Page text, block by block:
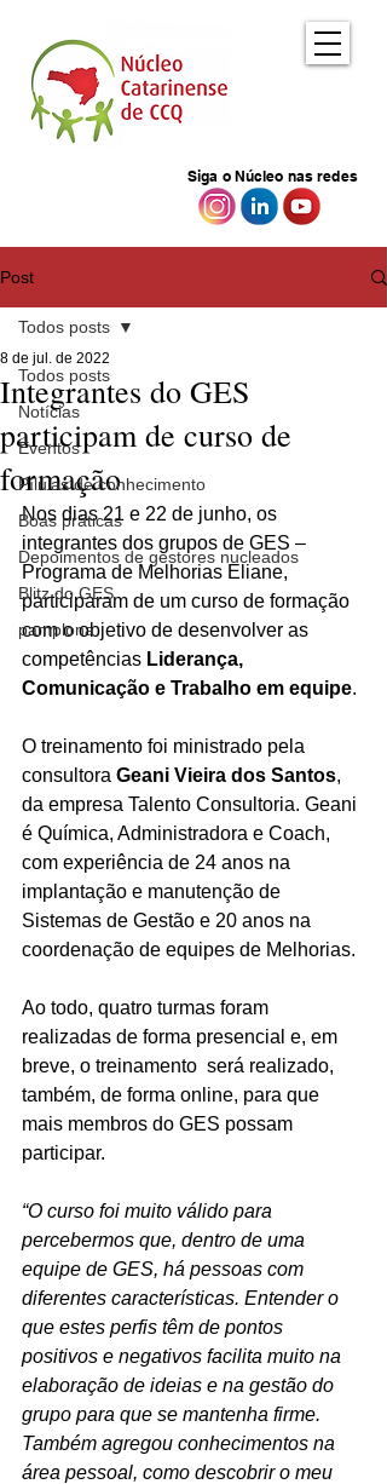
Siga o Núcleo nas redes
Post
Todos posts
Notícias
Eventos
Pílulas de conhecimento
Boas práticas
Depoimentos de gestores nucleados
Blitz do GES
pamplona
Todos posts
Integrantes do GES
participam de curso de
formação
8 de jul. de 2022
Nos dias 21 e 22 de junho, os
integrantes dos grupos de GES –
Programa de Melhorias Eliane,
participaram de um curso de formação
com o objetivo de desenvolver as
competências Liderança,
Comunicação e Trabalho em equipe.
O treinamento foi ministrado pela
consultora Geani Vieira dos Santos,
da empresa Talento Consultoria. Geani
é Química, Administradora e Coach,
com experiência de 24 anos na
implantação e manutenção de
Sistemas de Gestão e 20 anos na
coordenação de equipes de Melhorias.
Ao todo, quatro turmas foram
realizadas de forma presencial e, em
breve, o treinamento  será realizado,
também, de forma online, para que
mais membros do GES possam
participar.
“O curso foi muito válido para
percebermos que, dentro de uma
equipe de GES, há pessoas com
diferentes características. Entender o
que estes perfis têm de pontos
positivos e negativos facilita muito na
elaboração de ideias e na gestão do
grupo para que se mantenha firme.
Também agregou conhecimentos na
área pessoal, como descobrir o meu